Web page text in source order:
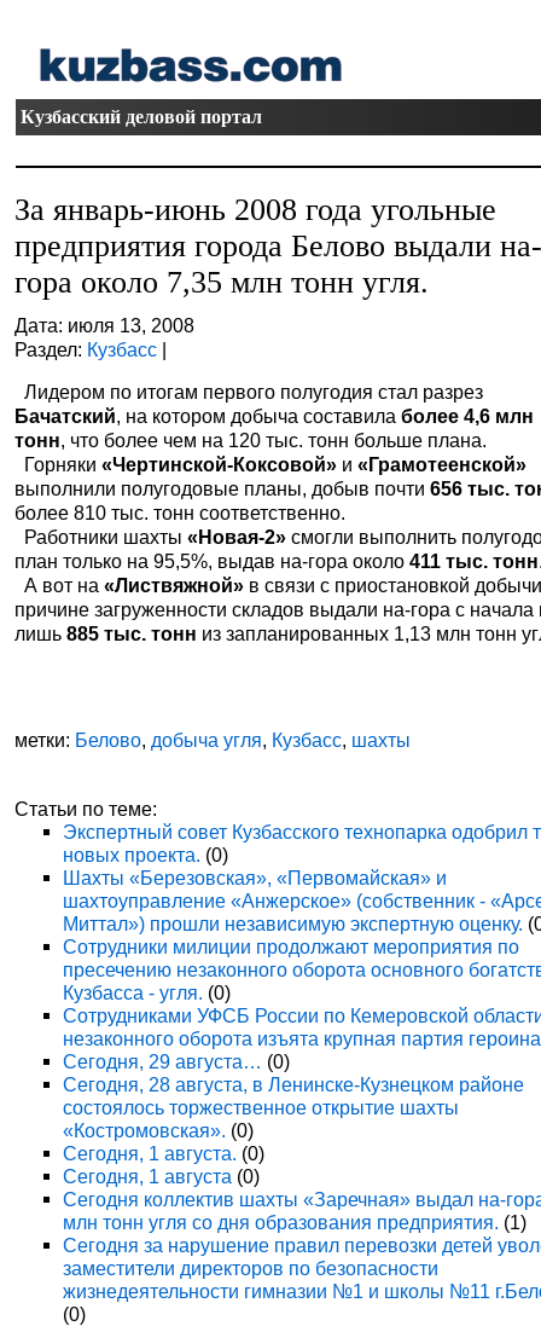
Кузбасский деловой портал
За январь-июнь 2008 года угольные
предприятия города Белово выдали
гора около 7,35 млн тонн угля.
Дата: июля 13, 2008
Раздел: Кузбасс |
Лидером по итогам первого полугодия стал разрез
Бачатский, на котором добыча составилаболее 4,6 млн
тонн, что более чем на 120 тыс. тонн больше плана.
Горняки«Чертинской-Коксовой» и«Грамотеенской»
выполнили полугодовые планы, добыв почти656 тыс.
более 810 тыс. тонн соответственно.
Работники шахты«Новая-2» смогли выполнить
план только на 95,5%, выдав на-гора около411 тыс. тонн
А вот на«Листвяжной» в связи с приостановкой
причине загруженности складов выдали на-гора с начала
лишь885 тыс. тонн из запланированных 1,13 млн тонн
метки: Белово, добыча угля, Кузбасс, шахты
Статьи по теме:
Экспертный совет Кузбасского технопарка одобрил
новых проекта. (0)
Шахты «Березовская», «Первомайская» и
шахтоуправление «Анжерское» (собственник -
Миттал») прошли независимую экспертную оценку.
Сотрудники милиции продолжают мероприятия по
пресечению незаконного оборота основного
Кузбасса - угля. (0)
Сотрудниками УФСБ России по Кемеровской
незаконного оборота изъята крупная партия
Сегодня, 29 августа… (0)
Сегодня, 28 августа, в Ленинске-Кузнецком районе
состоялось торжественное открытие шахты
«Костромовская». (0)
Сегодня, 1 августа. (0)
Сегодня, 1 августа (0)
Сегодня коллектив шахты «Заречная» выдал на-
млн тонн угля со дня образования предприятия. (1)
Сегодня за нарушение правил перевозки детей
заместители директоров по безопасности
жизнедеятельности гимназии №1 и школы №11
(0)